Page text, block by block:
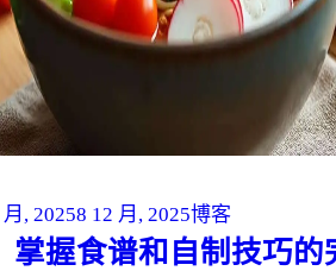
, 20258 12 月, 2025博客
掌握食谱和自制技巧的